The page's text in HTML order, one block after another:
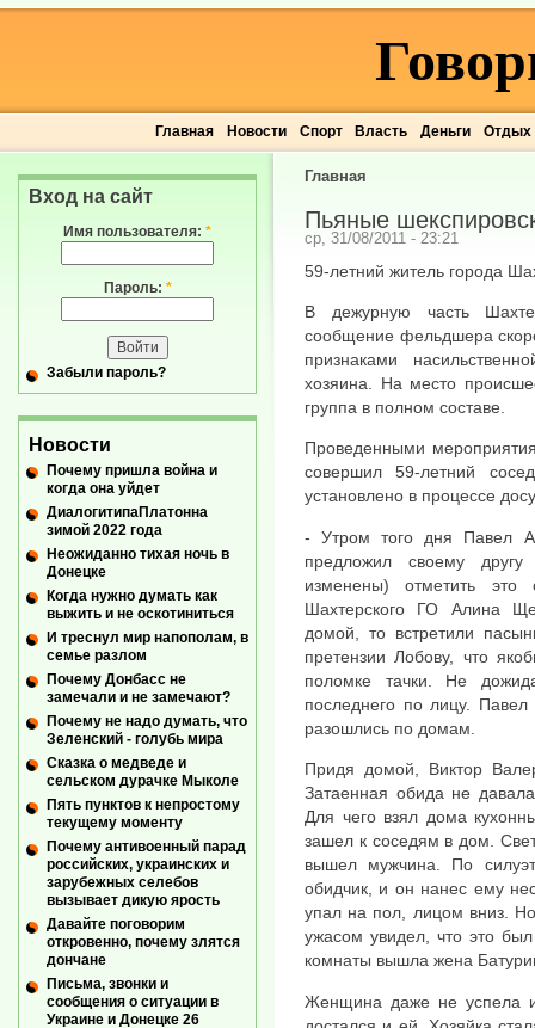
Главная Новости Спорт Власть Деньги Отдых
Главная
Пьяные
ср, 31/08/2011 - 23:21
59-летний житель города
В дежурную часть
сообщение фельдшера
признаками
хозяина. На место
группа в полном составе.
Проведенными
совершил 59-летний
установлено в процессе
- Утром того дня Павел
предложил своему
изменены) отметить это
Шахтерского ГО Алина
домой, то встретили
претензии Лобову, что
поломке тачки. Не
последнего по лицу.
разошлись по домам.
Придя домой, Виктор
Затаенная обида не
Для чего взял дома
зашел к соседям в дом.
вышел мужчина. По
обидчик, и он нанес ему
упал на пол, лицом вниз.
ужасом увидел, что это
комнаты вышла жена
Женщина даже не успела и
Вход на сайт
Имя пользователя: *
Пароль: *
Забыли пароль?
Новости
Почему пришла война и
когда она уйдет
ДиалогитипаПлатонна
зимой 2022 года
Неожиданно тихая ночь в
Донецке
Когда нужно думать как
выжить и не оскотиниться
И треснул мир напополам, в
семье разлом
Почему Донбасс не
замечали и не замечают?
Почему не надо думать, что
Зеленский - голубь мира
Сказка о медведе и
сельском дурачке Мыколе
Пять пунктов к непростому
текущему моменту
Почему антивоенный парад
российских, украинских и
зарубежных селебов
вызывает дикую ярость
Давайте поговорим
откровенно, почему злятся
дончане
Письма, звонки и
сообщения о ситуации в
Украине и Донецке 26